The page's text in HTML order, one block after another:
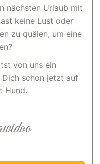
nächsten Urlaub mit
keine Lust oder
zu quälen, um eine
von uns ein
Dich schon jetzt auf
Hund.